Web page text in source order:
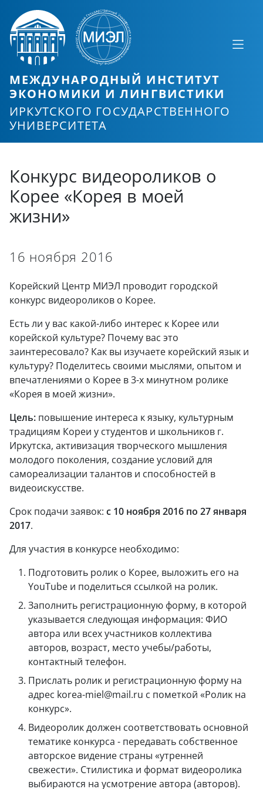
МЕЖДУНАРОДНЫЙ ИНСТИТУТ
ЭКОНОМИКИ И ЛИНГВИСТИКИ
ИРКУТСКОГО ГОСУДАРСТВЕННОГО
УНИВЕРСИТЕТА
Конкурс видеороликов о
Корее «Корея в моей
жизни»
16 ноября 2016
Корейский Центр МИЭЛ проводит городской
конкурс видеороликов о Корее.
Есть ли у вас какой-либо интерес к Корее или
корейской культуре? Почему вас это
заинтересовало? Как вы изучаете корейский язык и
культуру? Поделитесь своими мыслями, опытом и
впечатлениями о Корее в 3-х минутном ролике
«Корея в моей жизни».
Цель: повышение интереса к языку, культурным
традициям Кореи у студентов и школьников г.
Иркутска, активизация творческого мышления
молодого поколения, создание условий для
самореализации талантов и способностей в
видеоискусстве.
Срок подачи заявок: с 10 ноября 2016 по 27 января
2017.
Для участия в конкурсе необходимо:
Подготовить ролик о Корее, выложить его на
YouTube и поделиться ссылкой на ролик.
Заполнить регистрационную форму, в которой
указывается следующая информация: ФИО
автора или всех участников коллектива
авторов, возраст, место учебы/работы,
контактный телефон.
Прислать ролик и регистрационную форму на
адрес korea-miel@mail.ru с пометкой «Ролик на
конкурс».
Видеоролик должен соответствовать основной
тематике конкурса - передавать собственное
авторское видение страны «утренней
свежести». Стилистика и формат видеоролика
выбираются на усмотрение автора (авторов).